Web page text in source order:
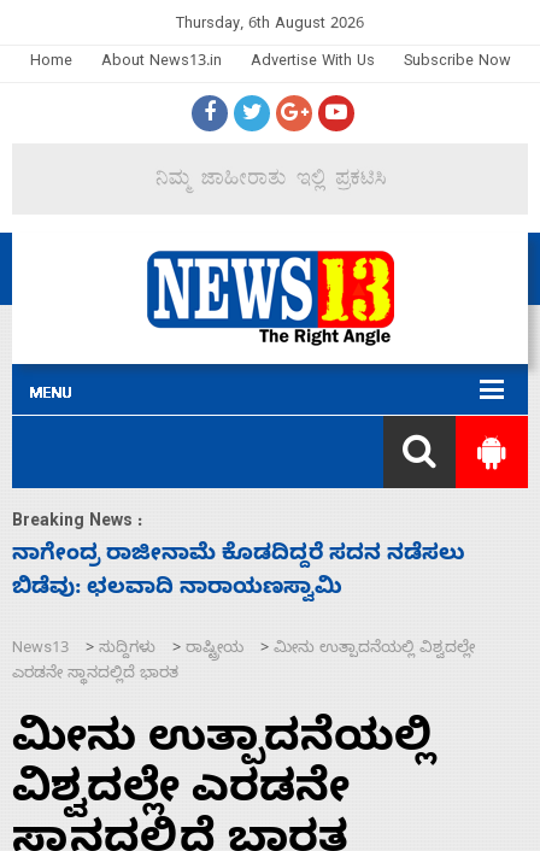
Thursday, 6th August 2026
Home
About News13.in Advertise With Us Subscribe Now
Breaking News :
ಸಚಿವ ಸಂಪುಟ ವಿಸ್ತರಣೆ ಮಾಡಿದ್ದು ಹಣಬಲ ಮತ್ತು
ಹೈಕಮಾಂಡ್ ರಾಜಕಾರಣಕ್ಕೆ: ವಿಜಯೇಂದ್ರ
News13 > ಸುದ್ದಿಗಳು > ರಾಷ್ಟ್ರೀಯ > ಮೀನು ಉತ್ಪಾದನೆಯಲ್ಲಿ ವಿಶ್ವದಲ್ಲೇ
ಎರಡನೇ ಸ್ಥಾನದಲ್ಲಿದೆ ಭಾರತ
ಮೀನು ಉತ್ಪಾದನೆಯಲ್ಲಿ
ವಿಶ್ವದಲ್ಲೇ ಎರಡನೇ